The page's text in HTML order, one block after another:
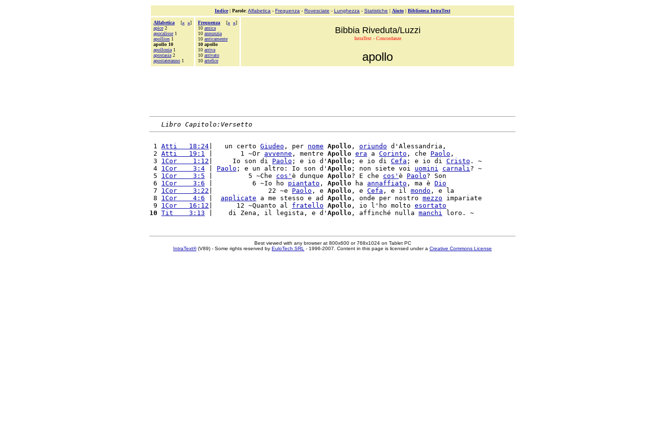
Indice| Parole: Alfabetica - Frequenza - Rovesciate - Lunghezza - Statistiche | Aiuto | Biblioteca IntraText
Alfabetica [« »]
apice 2
apocalisse 1
apollion 1
apollo 10
apollonia 1
apostasia 2
apostateranno 1
Frequenza [« »]
10 amica
10 annunzia
10 anticamente
10 apollo
10 arriva
10 arrivato
10 artefice
Bibbia Riveduta/Luzzi
IntraText - Concordanze
apollo
Libro Capitolo:Versetto
1 Atti   18:24 |   un certo Giudeo , per nome Apollo , oriundo d'Alessandria,
2 Atti   19:1 |       1 ~Or avvenne , mentre Apollo era a Corinto , che Paolo ,
3 1Cor    1:12 |     Io son di Paolo ; e io d' Apollo ; e io di Cefa ; e io di Cristo . ~
4 1Cor    3:4 Paolo ; e un altro: Io son d' Apollo ; non siete voi uomini carnali? ~
5 1Cor    3:5 |         5 ~Che cos' è dunque Apollo? E che cos' è Paolo? Son
6 1Cor    3:6 |          6 ~Io ho piantato , Apollo ha annaffiato , ma è Dio
7 1Cor    3:22 |              22 ~e Paolo , e Apollo , e Cefa , e il mondo , e la
8 1Cor    4:6 applicate a me stesso e ad Apollo , onde per nostro mezzo impariate
9 1Cor   16:12 |      12 ~Quanto al fratello Apollo , io l'ho molto esortato
10 Tit    3:13 |    di Zena, il legista, e d' Apollo , affinché nulla manchi
Best viewed with any browser at 800x600 or 768x1024 on Tablet PC
IntraText®(V89) - Some rights reserved by EuloTech SRL - 1996-2007. Content in this page is licensed under a Creative Commons License